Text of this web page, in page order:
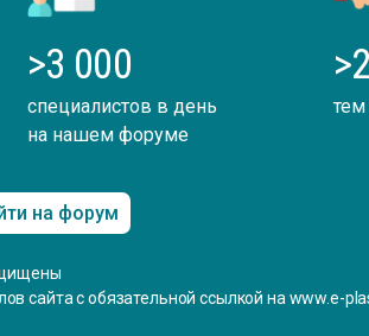
>3 000
специалистов в день
на нашем форуме
тем
на форум
сайта с обязательной ссылкой на www.e-